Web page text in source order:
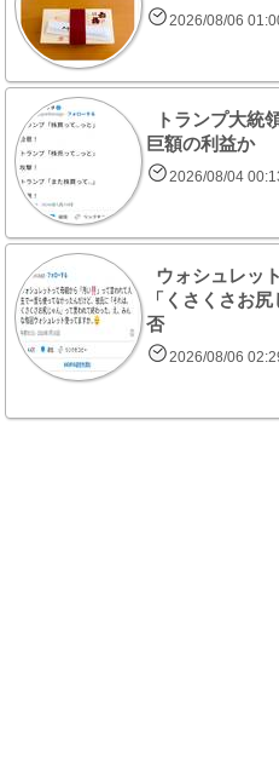
2026/08/06
トランプ大統
巨額の利益か
2026/08/04
ウォシュレッ
「くさくさお
否
2026/08/06